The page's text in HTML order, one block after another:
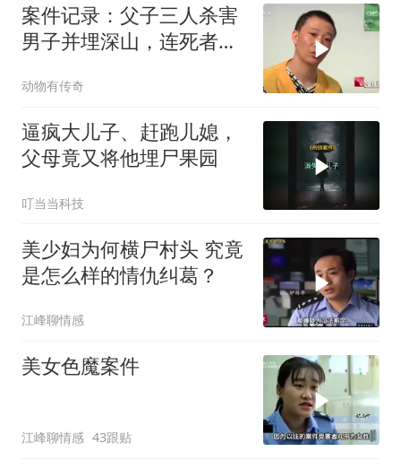
案件记录：父子三人杀害
男子并埋深山，连死者是
动物有传奇
逼疯大儿子、赶跑儿媳，
父母竟又将他埋尸果园
叮当当科技
美少妇为何横尸村头 究竟
是怎么样的情仇纠葛？
江峰聊情感
美女色魔案件
江峰聊情感 43跟贴